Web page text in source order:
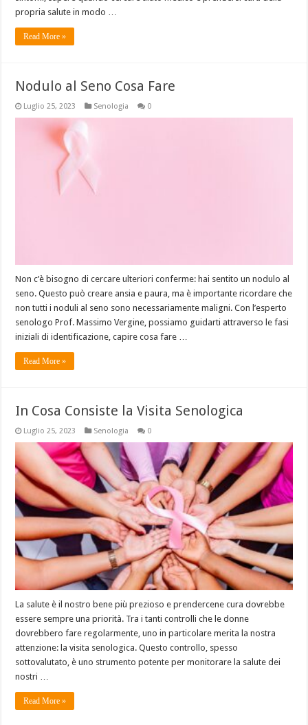
propria salute in modo …
Read More »
Nodulo al Seno Cosa Fare
Luglio 25, 2023 Senologia 0
Non c’è bisogno di cercare ulteriori conferme: hai sentito un nodulo al
seno. Questo può creare ansia e paura, ma è importante ricordare che
non tutti i noduli al seno sono necessariamente maligni. Con l’esperto
senologo Prof. Massimo Vergine, possiamo guidarti attraverso le fasi
iniziali di identificazione, capire cosa fare …
Read More »
In Cosa Consiste la Visita Senologica
Luglio 25, 2023 Senologia 0
La salute è il nostro bene più prezioso e prendercene cura dovrebbe
essere sempre una priorità. Tra i tanti controlli che le donne
dovrebbero fare regolarmente, uno in particolare merita la nostra
attenzione: la visita senologica. Questo controllo, spesso
sottovalutato, è uno strumento potente per monitorare la salute dei
nostri …
Read More »